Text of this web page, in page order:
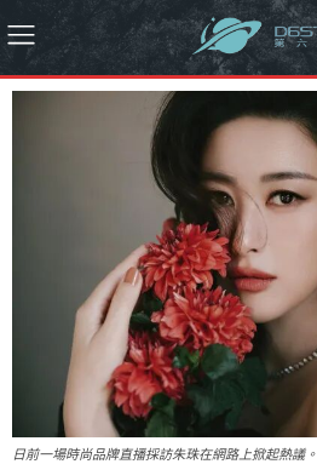
日前一場時尚品牌直播採訪朱珠在網路上掀起熱議。